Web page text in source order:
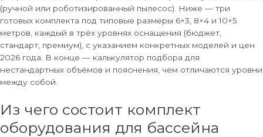
(ручной или роботизированный пылесос). Ниже — три
готовых комплекта под типовые размеры 6×3, 8×4 и 10×5
метров, каждый в трёх уровнях оснащения (бюджет,
стандарт, премиум), с указанием конкретных моделей и цен
2026 года. В конце — калькулятор подбора для
нестандартных объёмов и пояснения, чем отличаются уровни
между собой.
Из чего состоит комплект
оборудования для бассейна